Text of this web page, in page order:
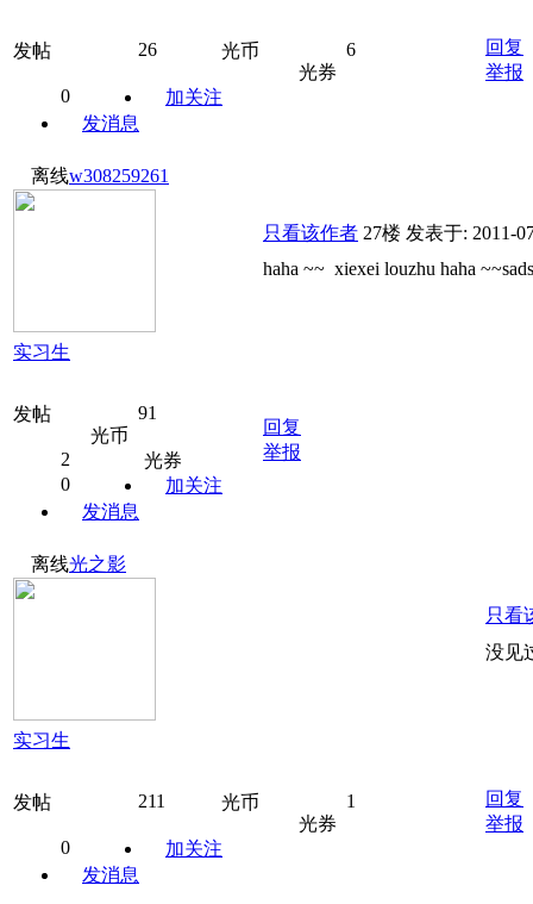
发帖 26 光币
6
光券
0
加关注
发消息
回复
举报
离线w308259261
实习生
发帖
91
光币
2
光券
0
加关注
发消息
只看该作者 27楼 发表于: 2011-
haha ~~ xiexei louzhu haha
回复
举报
离线光之影
实习生
发帖 211 光币
1
光券
0
加关注
发消息
只看
没见
回复
举报